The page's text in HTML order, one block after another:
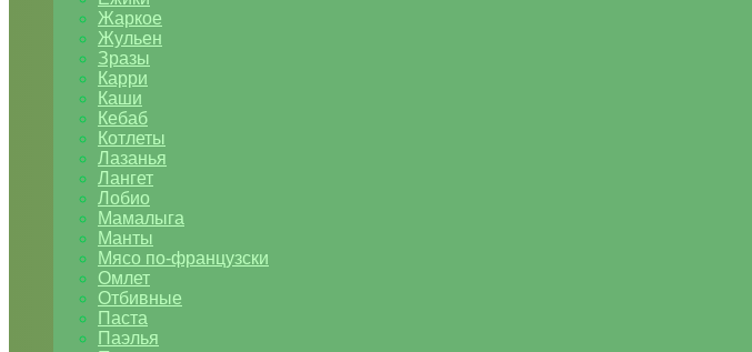
Жаркое
Жульен
Зразы
Карри
Каши
Кебаб
Котлеты
Лазанья
Лангет
Лобио
Мамалыга
Манты
Мясо по-французски
Омлет
Отбивные
Паста
Паэлья